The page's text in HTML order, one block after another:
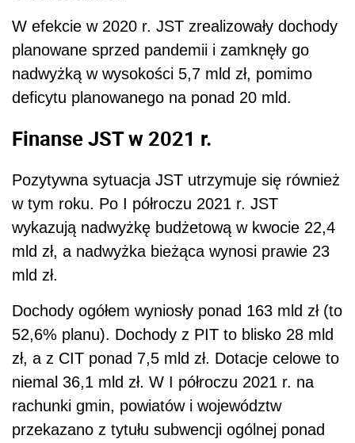
W efekcie w 2020 r. JST zrealizowały dochody
planowane sprzed pandemii i zamknęły go
nadwyżką w wysokości 5,7 mld zł, pomimo
deficytu planowanego na ponad 20 mld.
Finanse JST w 2021 r.
Pozytywna sytuacja JST utrzymuje się również
w tym roku. Po I półroczu 2021 r. JST
wykazują nadwyżkę budżetową w kwocie 22,4
mld zł, a nadwyżka bieżąca wynosi prawie 23
mld zł.
Dochody ogółem wyniosły ponad 163 mld zł (to
52,6% planu). Dochody z PIT to blisko 28 mld
zł, a z CIT ponad 7,5 mld zł. Dotacje celowe to
niemal 36,1 mld zł. W I półroczu 2021 r. na
rachunki gmin, powiatów i województw
przekazano z tytułu subwencji ogólnej ponad